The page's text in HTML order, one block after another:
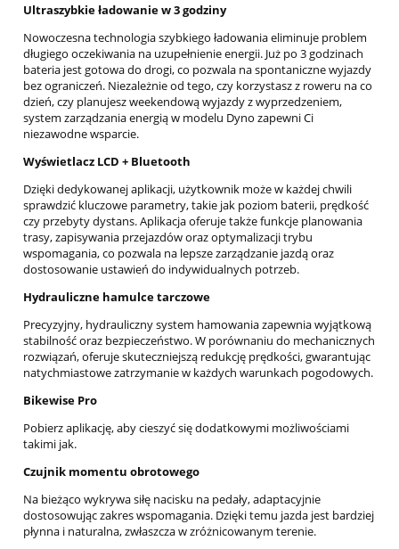
Ultraszybkie ładowanie w 3 godziny
Nowoczesna technologia szybkiego ładowania eliminuje problem
długiego oczekiwania na uzupełnienie energii. Już po 3 godzinach
bateria jest gotowa do drogi, co pozwala na spontaniczne wyjazdy
bez ograniczeń. Niezależnie od tego, czy korzystasz z roweru na co
dzień, czy planujesz weekendową wyjazdy z wyprzedzeniem,
system zarządzania energią w modelu Dyno zapewni Ci
niezawodne wsparcie.
Wyświetlacz LCD + Bluetooth
Dzięki dedykowanej aplikacji, użytkownik może w każdej chwili
sprawdzić kluczowe parametry, takie jak poziom baterii, prędkość
czy przebyty dystans. Aplikacja oferuje także funkcje planowania
trasy, zapisywania przejazdów oraz optymalizacji trybu
wspomagania, co pozwala na lepsze zarządzanie jazdą oraz
dostosowanie ustawień do indywidualnych potrzeb.
Hydrauliczne hamulce tarczowe
Precyzyjny, hydrauliczny system hamowania zapewnia wyjątkową
stabilność oraz bezpieczeństwo. W porównaniu do mechanicznych
rozwiązań, oferuje skuteczniejszą redukcję prędkości, gwarantując
natychmiastowe zatrzymanie w każdych warunkach pogodowych.
Bikewise Pro
Pobierz aplikację, aby cieszyć się dodatkowymi możliwościami
takimi jak.
Czujnik momentu obrotowego
Na bieżąco wykrywa siłę nacisku na pedały, adaptacyjnie
dostosowując zakres wspomagania. Dzięki temu jazda jest bardziej
płynna i naturalna, zwłaszcza w zróżnicowanym terenie.